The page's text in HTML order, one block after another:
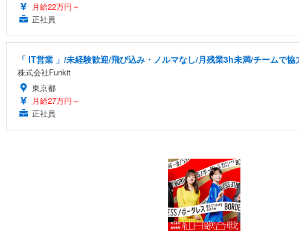
月給22万円～
正社員
「 IT営業 」/未経験歓迎/飛び込み・ノルマなし/月残業3h未満/チームで
株式会社Funkit
東京都
月給27万円～
正社員